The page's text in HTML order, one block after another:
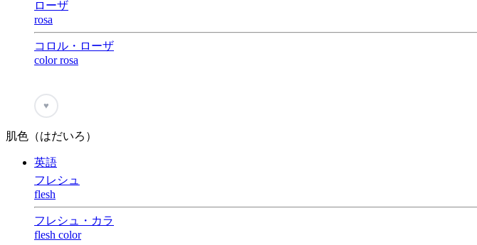
ローザ
rosa
コロル・ローザ
color rosa
♥
肌色（はだいろ）
英語
フレシュ
flesh
フレシュ・カラ
flesh color